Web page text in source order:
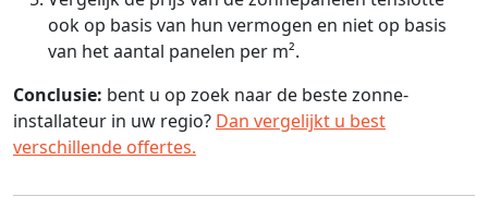
ook op basis van hun vermogen en niet op basis
van het aantal panelen per m².
Conclusie: bent u op zoek naar de beste zonne-
installateur in uw regio? Dan vergelijkt u best
verschillende offertes.